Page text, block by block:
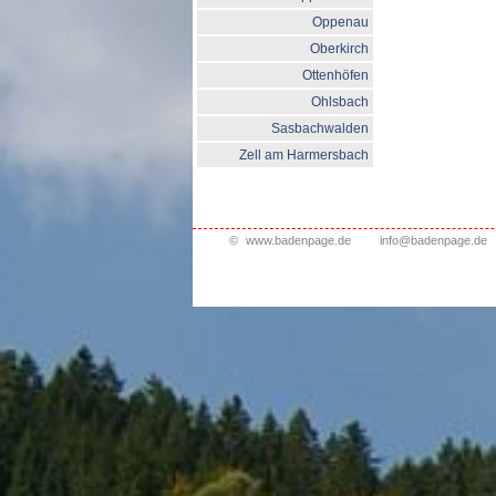
Oppenau
Oberkirch
Ottenhöfen
Ohlsbach
Sasbachwalden
Zell am Harmersbach
© www.badenpage.de info@badenpage.de